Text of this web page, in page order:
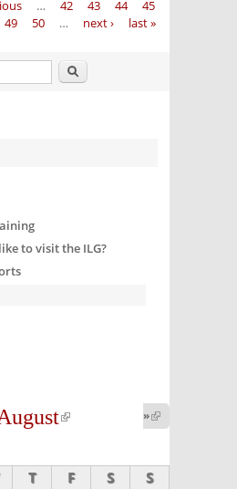
… 42 43 44
45
49 50 … next › last »
Search
to visit the ILG?
(link is»
external)
T F S S